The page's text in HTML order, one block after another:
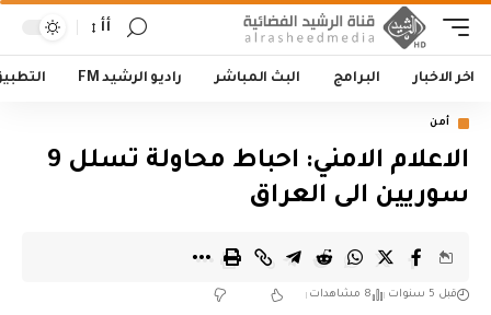
أأ
اخر الاخبار البرامج البث المباشر راديو الرشيد FM
أمن
الاعلام الامني: احباط محاولة تسلل 9
سوريين الى العراق
قبل 5 سنوات 8 مشاهدات